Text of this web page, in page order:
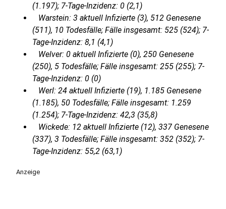
(1.197); 7-Tage-Inzidenz: 0 (2,1)
Warstein: 3 aktuell Infizierte (3), 512 Genesene
(511), 10 Todesfälle; Fälle insgesamt: 525 (524); 7-
Tage-Inzidenz: 8,1 (4,1)
Welver: 0 aktuell Infizierte (0), 250 Genesene
(250), 5 Todesfälle; Fälle insgesamt: 255 (255); 7-
Tage-Inzidenz: 0 (0)
Werl: 24 aktuell Infizierte (19), 1.185 Genesene
(1.185), 50 Todesfälle; Fälle insgesamt: 1.259
(1.254); 7-Tage-Inzidenz: 42,3 (35,8)
Wickede: 12 aktuell Infizierte (12), 337 Genesene
(337), 3 Todesfälle; Fälle insgesamt: 352 (352); 7-
Tage-Inzidenz: 55,2 (63,1)
Anzeige